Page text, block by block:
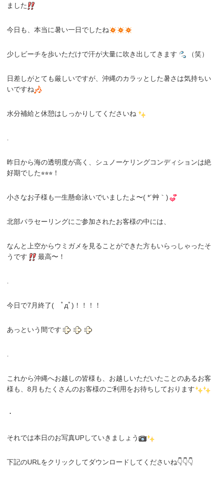
ました
今日も、本当に暑い一日でしたね
少しビーチを歩いただけで汗が大量に吹き出してきます （笑）
日差しがとても厳しいですが、沖縄のカラッとした暑さは気持ちい
いですね
水分補給と休憩はしっかりしてくださいね
昨日から海の透明度が高く、シュノーケリングコンディションは絶
好期でした⭐︎⭐︎⭐︎！
小さなお子様も一生懸命泳いでいましたよ〜( *´艸｀)
北部パラセーリングにご参加されたお客様の中には、
なんと上空からウミガメを見ることができた方もいらっしゃったそ
うです
最高〜！
今日で7月終了( ﾟдﾟ)！！！！
あっという間です
これから沖縄へお越しの皆様も、お越しいただいたことのあるお客
様も、8月もたくさんのお客様のご利用をお待ちしております
・
それでは本日のお写真UPしていきましょう
下記のURLをクリックしてダウンロードしてくださいね👇👇👇